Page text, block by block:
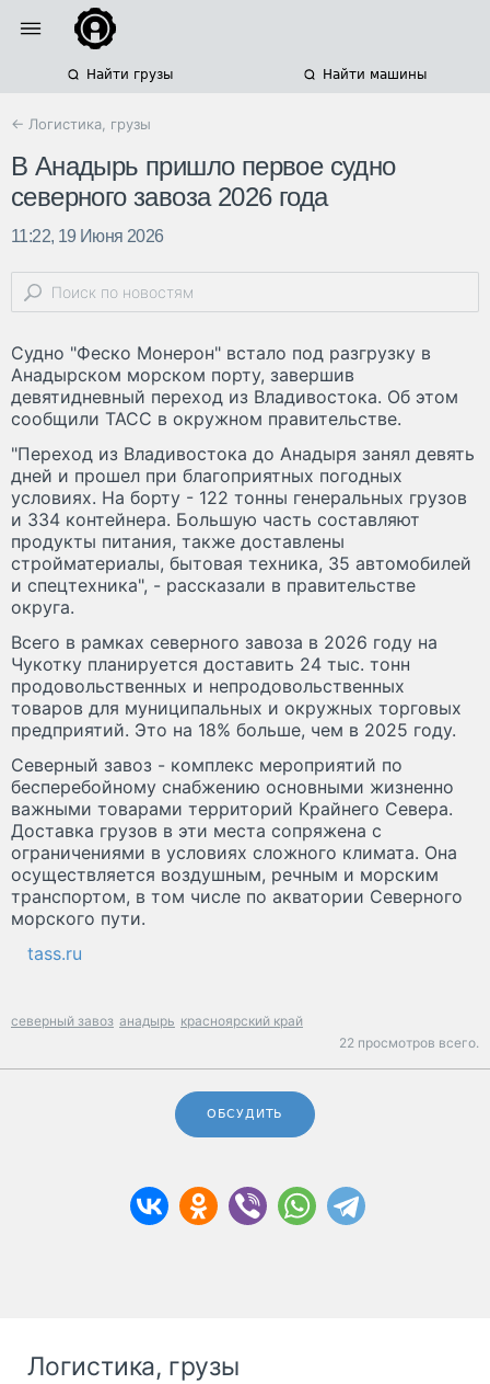
Найти грузы Найти машины
← Логистика, грузы
В Анадырь пришло первое судно
северного завоза 2026 года
11:22, 19 Июня 2026
Судно "Феско Монерон" встало под разгрузку в
Анадырском морском порту, завершив
девятидневный переход из Владивостока. Об этом
сообщили ТАСС в окружном правительстве.
"Переход из Владивостока до Анадыря занял девять
дней и прошел при благоприятных погодных
условиях. На борту - 122 тонны генеральных грузов
и 334 контейнера. Большую часть составляют
продукты питания, также доставлены
стройматериалы, бытовая техника, 35 автомобилей
и спецтехника", - рассказали в правительстве
округа.
Всего в рамках северного завоза в 2026 году на
Чукотку планируется доставить 24 тыс. тонн
продовольственных и непродовольственных
товаров для муниципальных и окружных торговых
предприятий. Это на 18% больше, чем в 2025 году.
Северный завоз - комплекс мероприятий по
бесперебойному снабжению основными жизненно
важными товарами территорий Крайнего Севера.
Доставка грузов в эти места сопряжена с
ограничениями в условиях сложного климата. Она
осуществляется воздушным, речным и морским
транспортом, в том числе по акватории Северного
морского пути.
tass.ru
северный завоз анадырь красноярский край
22 просмотров всего.
ОБСУДИТЬ
Логистика, грузы